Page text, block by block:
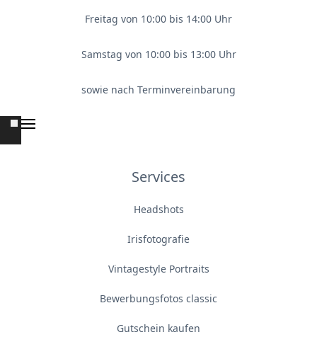
Freitag von 10:00 bis 14:00 Uhr
Samstag von 10:00 bis 13:00 Uhr
sowie nach Terminvereinbarung
Services
Headshots
Irisfotografie
Vintagestyle Portraits
Bewerbungsfotos classic
Gutschein kaufen